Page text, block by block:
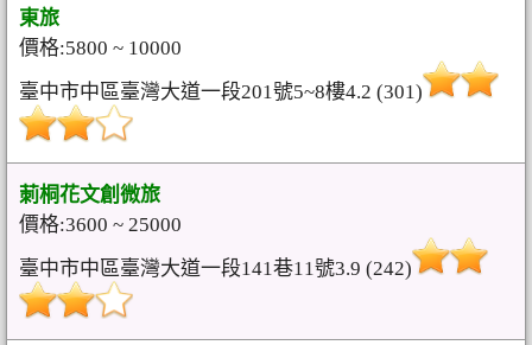
東旅
價格:5800 ~ 10000
臺中市中區臺灣大道一段201號5~8樓4.2 (301)
莿桐花文創微旅
價格:3600 ~ 25000
臺中市中區臺灣大道一段141巷11號3.9 (242)